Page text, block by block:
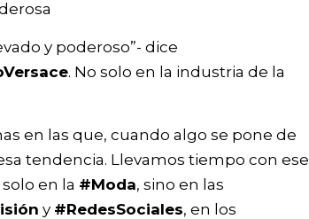
y poderoso”- dice
. No solo en la industria de la
en las que, cuando algo se pone de
tendencia. Llevamos tiempo con ese
en la #Moda, sino en las
y #RedesSociales, en los